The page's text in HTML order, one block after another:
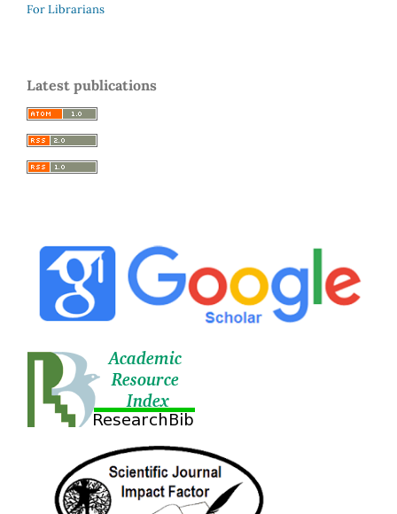
For Librarians
Latest publications